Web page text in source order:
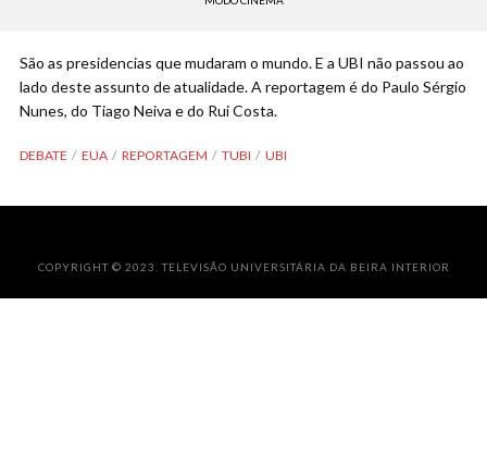
São as presidencias que mudaram o mundo. E a UBI não passou ao
lado deste assunto de atualidade. A reportagem é do Paulo Sérgio
Nunes, do Tiago Neiva e do Rui Costa.
DEBATE EUA REPORTAGEM TUBI UBI
COPYRIGHT © 2023. TELEVISÃO UNIVERSITÁRIA DA BEIRA INTERIOR